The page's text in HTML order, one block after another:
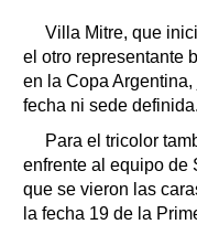
Villa Mitre, que
el otro representante
en la Copa
fecha ni sede definida.
Para el tricolor
enfrente al equipo de
que se vieron las
la fecha 19 de la